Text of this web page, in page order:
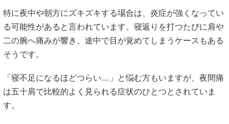
特に夜中や朝方にズキズキする場合は、炎症が強くなってい
る可能性があると言われています。寝返りを打つたびに肩や
二の腕へ痛みが響き、途中で目が覚めてしまうケースもある
そうです。
「寝不足になるほどつらい…」と悩む方もいますが、夜間痛
は五十肩で比較的よく見られる症状のひとつとされていま
す。